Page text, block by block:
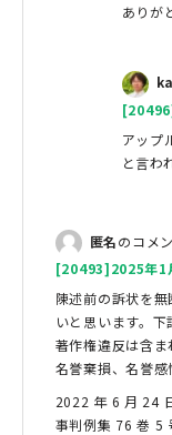
ありが
アップ
と言わ
匿名のコメ
[20493]2025年1
陳述前の訴状を
いと思います。下
著作権違反は含ま
名誉棄損、名誉感
2022 年 6 月 24
事判例集 76 巻 5